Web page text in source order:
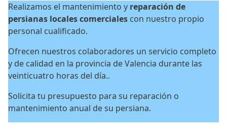
Realizamos el mantenimiento y reparación de
persianas localescomerciales con nuestro propio
personal cualificado.
Ofrecen nuestros colaboradores un servicio completo
y de calidad en la provincia de Valencia durante las
veinticuatro horas del día..
Solicita tu presupuesto para su reparación o
mantenimiento anual de su persiana.